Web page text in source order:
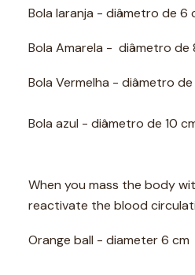
Bola laranja - diâmetro de 6
Bola Amarela - diâmetro de
Bola Vermelha - diâmetro
Bola azul - diâmetro de 10
When you mass the body
reactivate the blood
Orange ball - diameter 6 cm